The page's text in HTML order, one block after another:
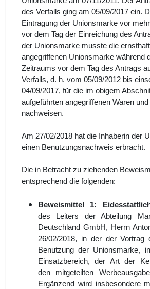
des Verfalls ging am 05/09/2017 ein.
Eintragung der Unionsmarke vor
vor dem Tag der Einreichung des
der Unionsmarke musste die
angegriffenen Unionsmarke während
Zeitraums vor dem Tag des Antrags
Verfalls, d. h. vom 05/09/2012 bis
04/09/2017, für die im obigem
aufgeführten angegriffenen Waren
nachweisen.
Am 27/02/2018 hat die Inhaberin der
einen Benutzungsnachweis erbracht.
Die in Betracht zu ziehenden
entsprechend die folgenden:
Beweismittel 1:
des Leiters der Abteilung
Deutschland GmbH, Herrn
26/02/2018, in der der Vortrag
Benutzung der Unionsmarke,
Einsatzbereich, der Art der
den mitgeteilten
Ergänzend wird insbesondere